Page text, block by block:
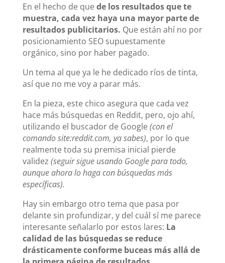
En el hecho de quede los resultados que te
muestra, cada vez haya una mayor parte de
resultados publicitarios. Que están ahí no por
posicionamiento SEO supuestamente
orgánico, sino por haber pagado.
Un tema al que ya le he dedicado ríos de tinta,
así que no me voy a parar más.
En la pieza, este chico asegura que cada vez
hace más búsquedas en Reddit, pero, ojo ahí,
utilizando el buscador de Google(con el
comando site:reddit.com, ya sabes), por lo que
realmente toda su premisa inicial pierde
validez (seguir sigue usando Google para todo,
aunque ahora lo haga con búsquedas más
específicas).
Hay sin embargo otro tema que pasa por
delante sin profundizar, y del cuál sí me parece
interesante señalarlo por estos lares: La
calidad de las búsquedas se reduce
drásticamente conforme buceas más allá de